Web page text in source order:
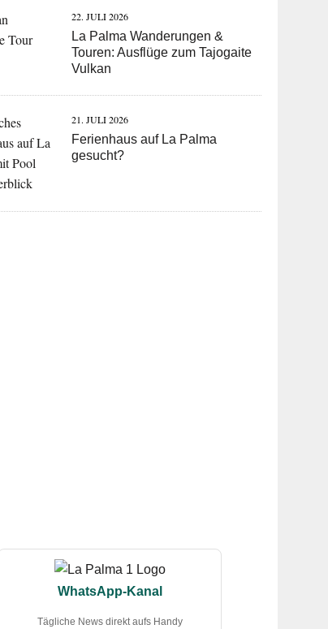
22. JULI 2026
La Palma Wanderungen &
Touren: Ausflüge zum Tajogaite
Vulkan
21. JULI 2026
Ferienhaus auf La Palma
gesucht?
WhatsApp-Kanal
Tägliche News direkt aufs Handy